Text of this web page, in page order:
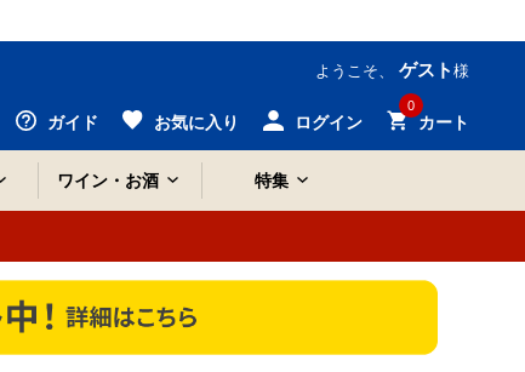
ようこそ、 ゲスト 様
ガイド お気に入り ログイン
0
カート
ワイン・お酒 特集